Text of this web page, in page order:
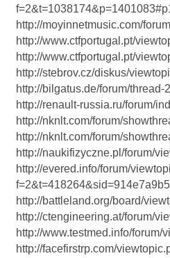
http://moyinnetmusic.com/
http://www.ctfportugal.pt/
http://www.ctfportugal.pt/
http://stebrov.cz/diskus/
http://bilgatus.de/forum/thread-
http://renault-russia.ru/forum/
http://nknlt.com/forum/
http://nknlt.com/forum/
http://naukifizyczne.pl/forum/
http://evered.info/forum/
http://battleland.org/board/
http://ctengineering.at/forum/
http://www.testmed.info/
http://facefirstrp.com/